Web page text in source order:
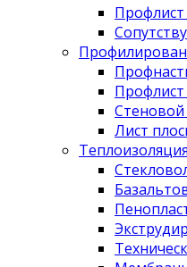
Лист
Теплоизоляция